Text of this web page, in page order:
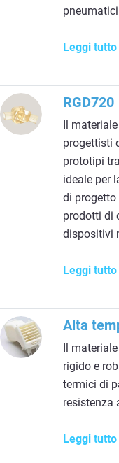
Leggi tutto
RGD720
Il
progettisti
prototipi
ideale per
di progetto
prodotti di
dispositivi
Leggi tutto
Alta
Il
rigido e
termici di
resistenza
Leggi tutto